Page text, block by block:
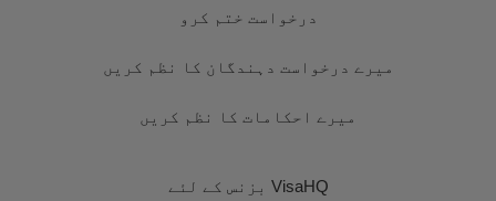
درخواست ختم کرو
میرے درخواست دہندگان کا نظم کریں
میرے احکامات کا نظم کریں
VisaHQ بزنس کے لئے